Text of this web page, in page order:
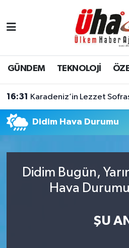
GÜNDEM TEKNOLOJİ
16:31 Karadeniz’in Lezzet
Didim Hava Durumu
Didim Bugün,
Hava
ŞU AN
İstanbul Nöbetçi
İstanbul Hava Durumu
Tüm Manşetler
Son Dakika Haberleri